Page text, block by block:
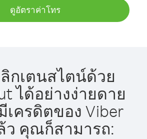
ดูอัตราค่าโทร
กเตนสไตน์ด้วย
ได้อย่างง่ายดาย
ครดิตของ Viber
ว คุณก็สามารถ: